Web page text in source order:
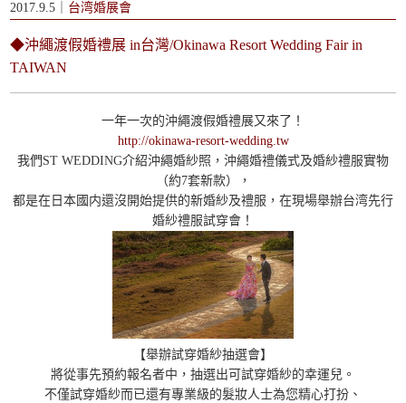
2017.9.5｜ 台湾婚展會
◆沖繩渡假婚禮展 in台灣/Okinawa Resort Wedding Fair in
TAIWAN
一年一次的沖繩渡假婚禮展又來了！
http://okinawa-resort-wedding.tw
我們ST WEDDING介紹沖繩婚紗照，沖繩婚禮儀式及婚紗禮服實物
（約7套新款），
都是在日本國内還沒開始提供的新婚紗及禮服，在現場舉辦台湾先行
婚紗禮服試穿會！
【舉辦試穿婚紗抽選會】
將從事先預約報名者中，抽選出可試穿婚紗的幸運兒。
不僅試穿婚紗而已還有專業級的髮妝人士為您精心打扮、